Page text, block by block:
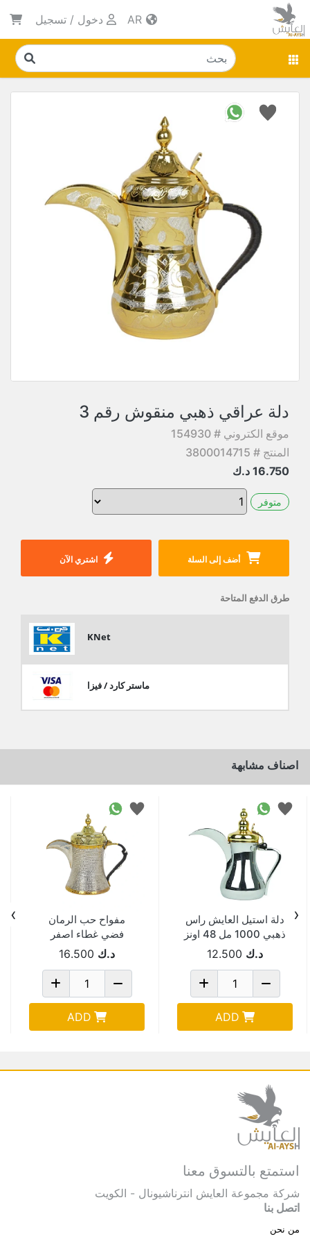
دخول / تسجيل
دلة عراقي ذهبي منقوش رقم 3
موقع الكتروني # 154930
المنتج # 3800014715
16.750 د.ك
متوفر
أضف إلى السلة اشتري الآن
طرق الدفع المتاحة
KNet
ماستر كارد / فيزا
اصناف مشابهة
دلة استيل العايش راس
ذهبي 1000 مل 48 اونز
SF305GS-48
د.ك 12.500
ADD
مفواح حب الرمان
فضي غطاء اصفر
مقاس 28 سم
د.ك 16.500
ADD
‹
›
استمتع بالتسوق معنا
شركة مجموعة العايش انترناشيونال - الكويت
اتصل بنا
من نحن